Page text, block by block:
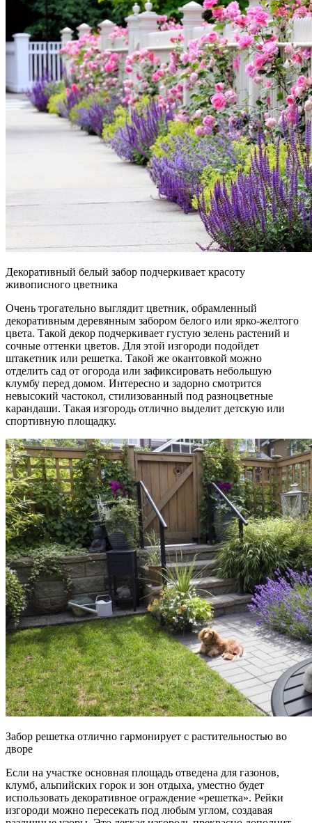
Декоративный белый забор подчеркивает красоту
живописного цветника
Очень трогательно выглядит цветник, обрамленный
декоративным деревянным забором белого или ярко-желтого
цвета. Такой декор подчеркивает густую зелень растений и
сочные оттенки цветов. Для этой изгороди подойдет
штакетник или решетка. Такой же окантовкой можно
отделить сад от огорода или зафиксировать небольшую
клумбу перед домом. Интересно и задорно смотрится
невысокий частокол, стилизованный под разноцветные
карандаши. Такая изгородь отлично выделит детскую или
спортивную площадку.
Забор решетка отлично гармонирует с растительностью во
дворе
Если на участке основная площадь отведена для газонов,
клумб, альпийских горок и зон отдыха, уместно будет
использовать декоративное ограждение «решетка». Рейки
изгороди можно пересекать под любым углом, создавая